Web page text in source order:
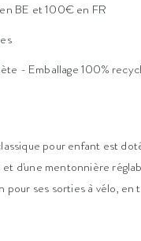
BE et 100€ en FR
- Emballage 100%
pour enfant est
et d'une mentonnière
pour ses sorties à vélo,